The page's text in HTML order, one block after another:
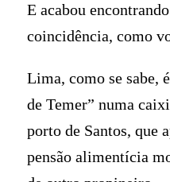
E acabou
coincidência, como
Lima, como se sabe,
de Temer” numa
porto de Santos, que
pensão alimentícia